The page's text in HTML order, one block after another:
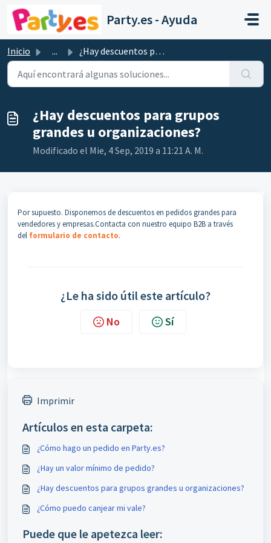
Saltar al contenido principal
Party.es - Ayuda
Inicio ... ¿Hay descuentos para grupos grandes u organizaciones?
¿Hay descuentos para grupos
grandes u organizaciones?
Modificado el Mie, 4 Sep, 2019 a 11:21 A. M.
Por supuesto. Disponemos de descuentos en pedidos grandes para
vendedores y empresas.Contacta con nuestro equipo B2B a través
del formulario de contacto.
¿Le ha sido útil este artículo?
No Sí
Imprimir
Artículos en esta carpeta:
¿Cómo hago un pedido en Party.es?
¿Hay un valor mínimo de pedido?
¿Hay descuentos para grupos grandes u organizaciones?
¿Cómo puedo canjear mi vale?
Puede que le apetezca leer: